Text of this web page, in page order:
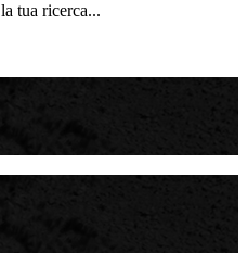
tua ricerca...